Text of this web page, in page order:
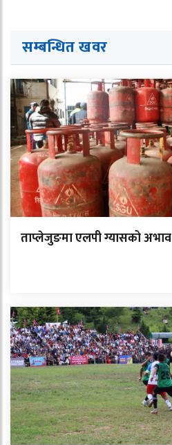
सम्बन्धित खवर
ताप्लेजुङमा एलपी ग्यासको अभाव